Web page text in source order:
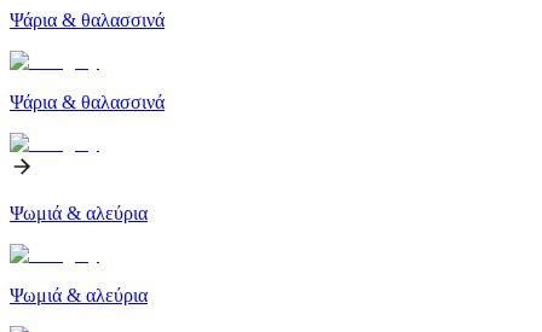
Ψάρια & θαλασσινά
Ψάρια & θαλασσινά
Ψωμιά & αλεύρια
Ψωμιά & αλεύρια